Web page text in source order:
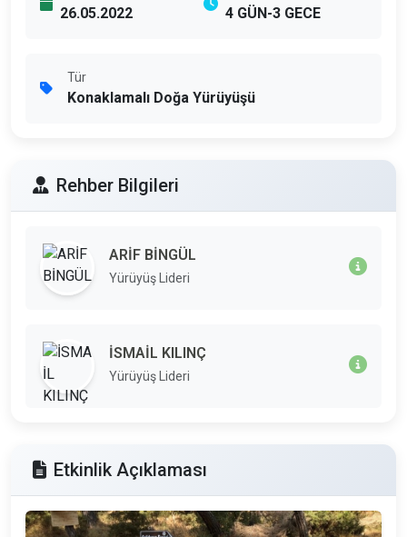
26.05.2022 4 GÜN-3 GECE
Tür
Konaklamalı Doğa Yürüyüşü
Rehber Bilgileri
ARİF BİNGÜL
Yürüyüş Lideri
İSMAİL KILINÇ
Yürüyüş Lideri
Etkinlik Açıklaması